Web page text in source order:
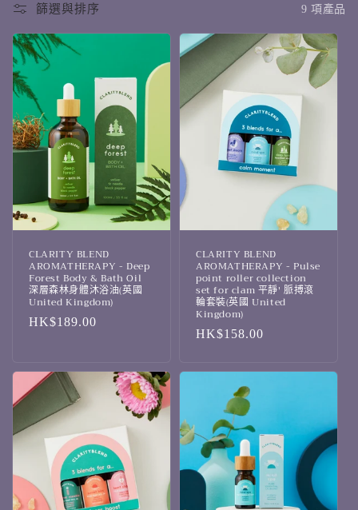
篩選與排序 9 項產品
CLARITY BLEND
AROMATHERAPY - Deep
Forest Body & Bath Oil
深層森林身體沐浴油(英國
United Kingdom)
定
HK$189.00
CLARITY BLEND
AROMATHERAPY - Pulse
point roller collection
set for clam 平靜' 脈搏滾
輪套裝(英國 United
Kingdom)
定
HK$158.00